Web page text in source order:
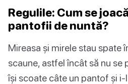
Regulile: Cum se
pantofii de nuntă?
Mireasa și mirele stau spate
scaune, astfel încât să nu se
își scoate câte un pantof și i-